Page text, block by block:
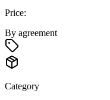
Price:
By agreement
Category